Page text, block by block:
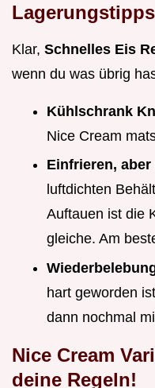
Klar, Schnelles Eis
wenn du was übrig
Kühlschrank
Nice Cream
Einfrieren,
luftdichten
Auftauen ist die
gleiche. Am
hart geworden
dann nochmal
Nice Cream
deine Regeln!